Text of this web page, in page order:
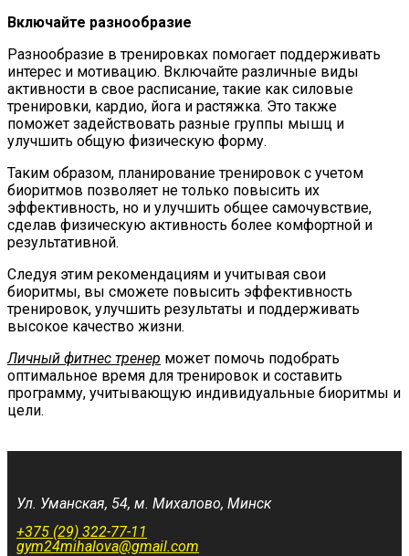
Включайте разнообразие
Разнообразие в тренировках помогает поддерживать
интерес и мотивацию. Включайте различные виды
активности в свое расписание, такие как силовые
тренировки, кардио, йога и растяжка. Это также
поможет задействовать разные группы мышц и
улучшить общую физическую форму.
Таким образом, планирование тренировок с учетом
биоритмов позволяет не только повысить их
эффективность, но и улучшить общее самочувствие,
сделав физическую активность более комфортной и
результативной.
Следуя этим рекомендациям и учитывая свои
биоритмы, вы сможете повысить эффективность
тренировок, улучшить результаты и поддерживать
высокое качество жизни.
Личный фитнес тренер может помочь подобрать
оптимальное время для тренировок и составить
программу, учитывающую индивидуальные биоритмы и
цели.
Ул. Уманская, 54, м. Михалово, Минск
+375 (29) 322-77-11
gym24mihalova@gmail.com